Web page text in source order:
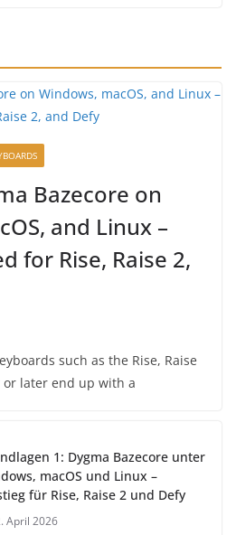
Bazecore on
and Linux –
for Rise, Raise 2,
such as the Rise, Raise
or later end up with a
1: Dygma Bazecore unter
macOS und Linux –
für Rise, Raise 2 und Defy
April 2026